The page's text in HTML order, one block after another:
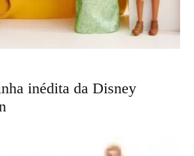
inédita da Disney